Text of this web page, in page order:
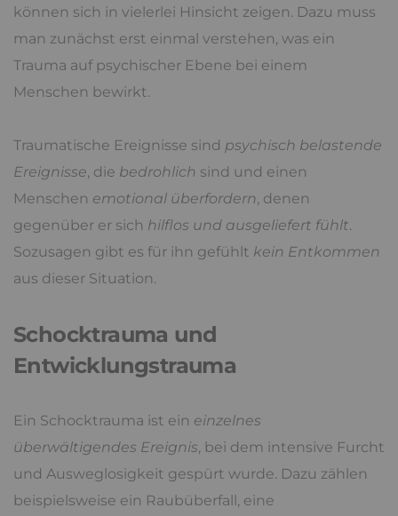
können sich in vielerlei Hinsicht zeigen. Dazu muss
man zunächst erst einmal verstehen, was ein
Trauma auf psychischer Ebene bei einem
Menschen bewirkt.
Traumatische Ereignisse sind psychisch belastende
Ereignisse, die bedrohlich sind und einen
Menschen emotional überfordern, denen
gegenüber er sich hilflos und ausgeliefert fühlt.
Sozusagen gibt es für ihn gefühlt kein Entkommen
aus dieser Situation.
Schocktrauma und
Entwicklungstrauma
Ein Schocktrauma ist ein einzelnes
überwältigendes Ereignis, bei dem intensive Furcht
und Ausweglosigkeit gespürt wurde. Dazu zählen
beispielsweise ein Raubüberfall, eine